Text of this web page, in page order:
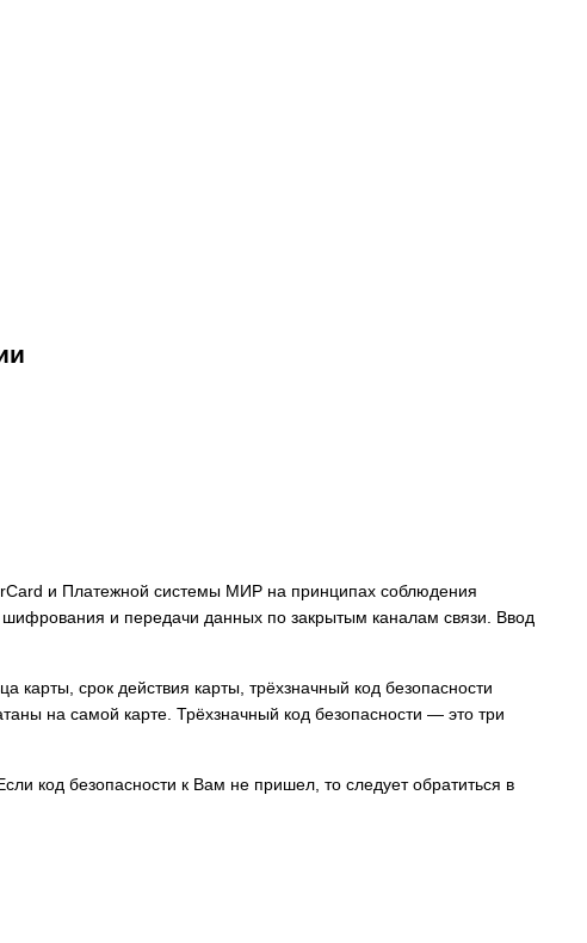
и Платежной системы МИР на принципах соблюдения
и передачи данных по закрытым каналам связи. Ввод
карты, срок действия карты, трёхзначный код безопасности
на самой карте. Трёхзначный код безопасности — это три
код безопасности к Вам не пришел, то следует обратиться в